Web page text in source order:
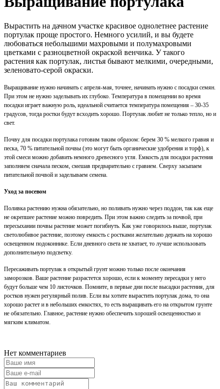
Вырастить на дачном участке красивое однолетнее растение
портулак проще простого. Немного усилий, и вы будете
любоваться небольшими махровыми и полумахровыми
цветками с разноцветной окраской венчика. У такого
растения как портулак, листья бывают мелкими, очередными,
зеленовато-серой окраски.
Выращивание нужно начинать с апреля-мая, точнее, начинать нужно с посадки семян.
При этом не нужно заделывать их глубоко. Температура в помещении во время
посадки играет важную роль, идеальной считается температура помещения – 30-35
градусов, тогда ростки будут всходить хорошо. Портулак любит не только тепло, но и
свет.
Почву для посадки портулака готовим таким образом: берем 30 % мелкого гравия и
песка, 70 % питательной почвы (это могут быть органические удобрения и торф), к
этой смеси можно добавить немного древесного угля. Емкость для посадки растения
заполняем сначала песком, смешав предварительно с гравием. Сверху засыпаем
питательной почвой и заделываем семена.
Уход за посевом
Поливка растению нужна обязательно, но поливать нужно через поддон, так как еще
не окрепшее растение можно повредить. При этом важно следить за почвой, при
пересыхании почвы растение может погибнуть. Как уже говорилось выше, портулак
светолюбивое растение, поэтому емкость с ростками желательно держать на хорошо
освещенном подоконнике. Если дневного света не хватает, то лучше использовать
дополнительную подсветку.
Пересаживать портулак в открытый грунт можно только после окончания
заморозков. Ваше растение разрастется хорошо, если к моменту пересадки у него
будут больше чем 10 листочков. Помните, в первые дни после высадки растения, для
ростков нужен регулярный полив. Если вы хотите вырастить портулак дома, то она
хорошо растет и в небольших емкостях, то есть выращивать его на открытом грунте
не обязательно. Главное, растение нужно обеспечить хорошей освещенностью и
мягким климатом.
Нет комментариев